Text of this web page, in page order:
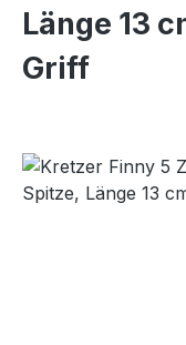
Länge 13
Griff
Bildergalerie